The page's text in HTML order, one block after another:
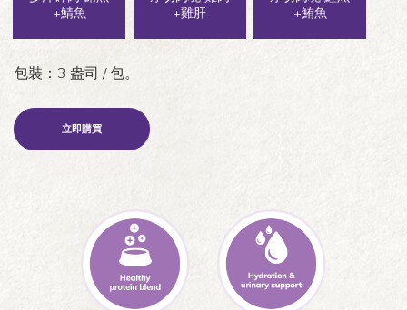
+鯖魚
+雞肝
+鮪魚
包裝：3 盎司 / 包。
立即購買